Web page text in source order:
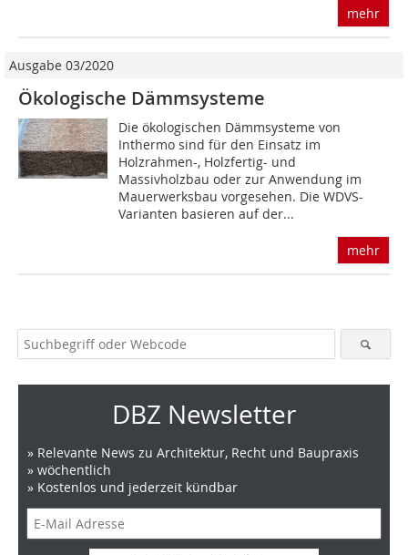
mehr
Ausgabe 03/2020
Ökologische Dämmsysteme
Die ökologischen Dämmsysteme von
Inthermo sind für den Einsatz im
Holzrahmen-, Holzfertig- und
Massivholzbau oder zur Anwendung im
Mauerwerksbau vorgesehen. Die WDVS-
Varianten basieren auf der...
mehr
DBZ Newsletter
» Relevante News zu Architektur, Recht und Baupraxis
» wöchentlich
» Kostenlos und jederzeit kündbar